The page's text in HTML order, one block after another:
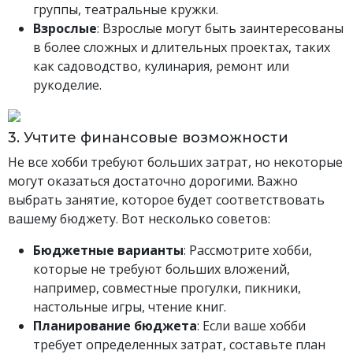
группы, театральные кружки.
Взрослые: Взрослые могут быть заинтересованы
в более сложных и длительных проектах, таких
как садоводство, кулинария, ремонт или
рукоделие.
3. Учтите финансовые возможности
Не все хобби требуют больших затрат, но некоторые
могут оказаться достаточно дорогими. Важно
выбрать занятие, которое будет соответствовать
вашему бюджету. Вот несколько советов:
Бюджетные варианты: Рассмотрите хобби,
которые не требуют больших вложений,
например, совместные прогулки, пикники,
настольные игры, чтение книг.
Планирование бюджета: Если ваше хобби
требует определенных затрат, составьте план